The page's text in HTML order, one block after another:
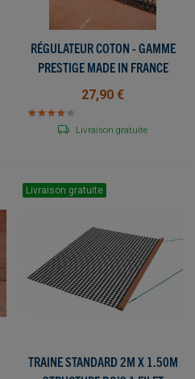
RÉGULATEUR COTON - GAMME
PRESTIGE MADE IN FRANCE
27,90 €
★★★★★
★★★★★
Livraison gratuite
Livraison gratuite
TRAINE STANDARD 2M X 1.50M